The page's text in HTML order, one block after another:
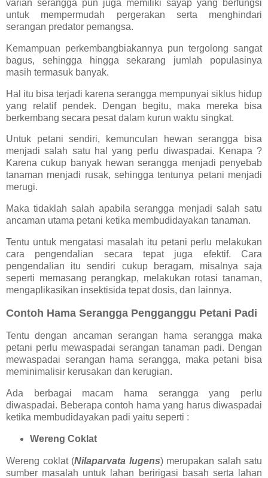
varian serangga pun juga memiliki sayap yang berfungsi
untuk mempermudah pergerakan serta menghindari
serangan predator pemangsa.
Kemampuan perkembangbiakannya pun tergolong sangat
bagus, sehingga hingga sekarang jumlah populasinya
masih termasuk banyak.
Hal itu bisa terjadi karena serangga mempunyai siklus hidup
yang relatif pendek. Dengan begitu, maka mereka bisa
berkembang secara pesat dalam kurun waktu singkat.
Untuk petani sendiri, kemunculan hewan serangga bisa
menjadi salah satu hal yang perlu diwaspadai. Kenapa ?
Karena cukup banyak hewan serangga menjadi penyebab
tanaman menjadi rusak, sehingga tentunya petani menjadi
merugi.
Maka tidaklah salah apabila serangga menjadi salah satu
ancaman utama petani ketika membudidayakan tanaman.
Tentu untuk mengatasi masalah itu petani perlu melakukan
cara pengendalian secara tepat juga efektif. Cara
pengendalian itu sendiri cukup beragam, misalnya saja
seperti memasang perangkap, melakukan rotasi tanaman,
mengaplikasikan insektisida tepat dosis, dan lainnya.
Contoh Hama Serangga Pengganggu Petani Padi
Tentu dengan ancaman serangan hama serangga maka
petani perlu mewaspadai serangan tanaman padi. Dengan
mewaspadai serangan hama serangga, maka petani bisa
meminimalisir kerusakan dan kerugian.
Ada berbagai macam hama serangga yang perlu
diwaspadai. Beberapa contoh hama yang harus diwaspadai
ketika membudidayakan padi yaitu seperti :
Wereng Coklat
Wereng coklat (Nilaparvata lugens) merupakan salah satu
sumber masalah untuk lahan beririgasi basah serta lahan